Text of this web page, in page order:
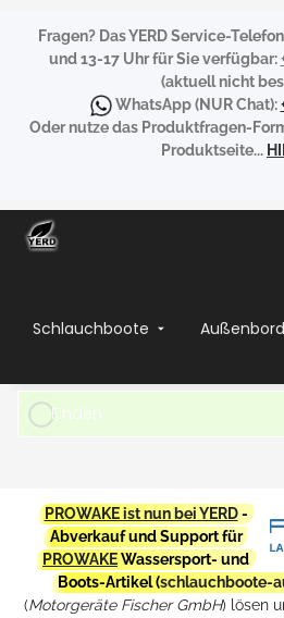
Fragen? Das YERD Service-
und 13-17 Uhr für Sie verfügbar:
(aktuell nicht
WhatsApp(NUR Chat):
Oder nutze das Produktfragen-
Produktseite...
Schlauchboote
PROWAKE ist nun bei YERD-
Abverkauf und Support für
PROWAKEWassersport- und
Boots-Artikel (schlauchboote-
(Motorgeräte Fischer GmbH) lösen